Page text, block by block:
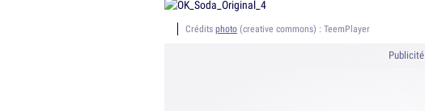
Crédits photo (creative commons) : TeemPlayer
Publicité